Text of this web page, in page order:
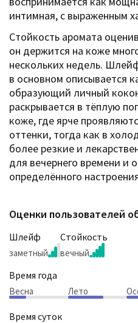
интимная, с выраженным
Стойкость аромата
он держится на коже
нескольких недель.
в основном описывается
образующий личный
раскрывается в тёплую
коже, где ярче
оттенки, тогда как в
более резкие и
для вечернего времени и
определённого
Оценки пользователей
Шлейф
заметный
Стойкость
вечный
Время года
Весна Лето
Время суток